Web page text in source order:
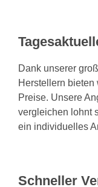
Dank unserer
Herstellern
Preise. Unsere
vergleichen lohnt
ein individuelles
Schneller